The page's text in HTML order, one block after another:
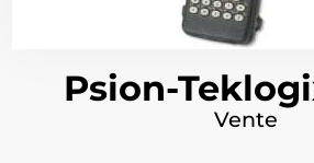
Psion-
Vente